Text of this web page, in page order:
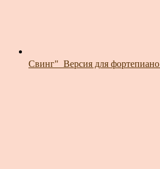
Свинг"_Версия для фортепиано